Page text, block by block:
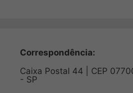
Correspondência:
Caixa Postal 44 | CEP
- SP